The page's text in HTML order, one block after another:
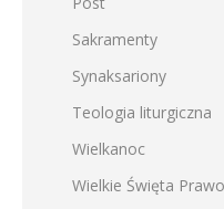
Sakramenty
Synaksariony
Teologia liturgiczna
Wielkanoc
Wielkie Święta